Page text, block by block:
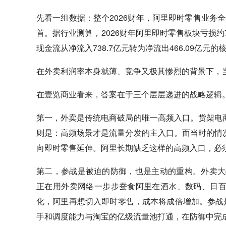
先看一组数据：整个2026财年，阿里即时零售业务
首。据行业测算，2026财年阿里即时零售板块亏损
现金流从净流入738.7亿元转为净流出466.09亿元的
在外卖利润率本身就薄、竞争又极其惨烈的背景下，
在壹览商业看来，答案在于三个层层递进的战略逻辑
第一，外卖是传统电商破局的唯一高频入口。货架
则是：高频场景才是流量分发的主入口。而当时的情
向即时零售延伸。阿里长期缺乏这样的高频入口，必
第二，参战是被迫的防御，也是主动的重构。外卖
正在用外卖网络一步步蚕食阿里在酒水、数码、日
化，阿里再想切入即时零售，成本将成倍增加。参
手和调度能力与淘宝的亿级流量池打通，在防御中完